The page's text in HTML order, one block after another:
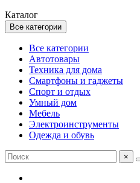
Каталог
Все категории
Все категории
Автотовары
Техника для дома
Смартфоны и гаджеты
Спорт и отдых
Умный дом
Мебель
Электроинструменты
Одежда и обувь
×